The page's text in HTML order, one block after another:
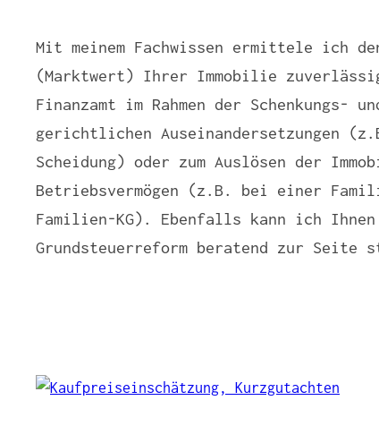
Mit meinem Fachwissen ermittele ich
(Marktwert) Ihrer Immobilie
Finanzamt im Rahmen der Schenkungs-
gerichtlichen Auseinandersetzungen
Scheidung) oder zum Auslösen der
Betriebsvermögen (z.B. bei einer
Familien-KG). Ebenfalls kann ich Ihnen
Grundsteuerreform beratend zur Seite